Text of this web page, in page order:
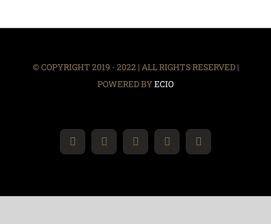
© COPYRIGHT 2019 - 2022 | ALL RIGHTS RESERVED |
POWERED BYECIO
FacebookInstagramTiktok Phone Email